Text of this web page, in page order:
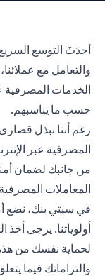
أحدَثَ التوسع
والتعامل مع
حسب ما يناسبهم.
رغم أننا نبذل
المصرفية عبر
من جانبك لضمان
المعاملات
في سيتي بنك، نضع
أولوياتنا. يرجى
لحماية نفسك من
والتزاماتك فيما